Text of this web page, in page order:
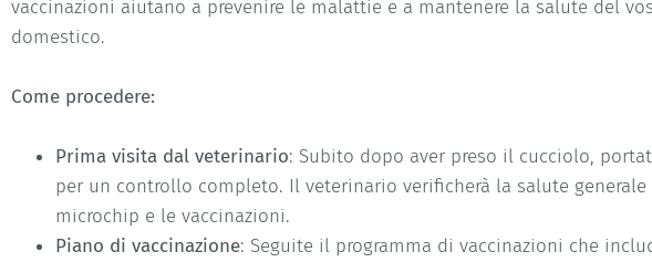
vaccinazioni aiutano a prevenire le malattie e a mantenere la salute del
domestico.
Come procedere:
Prima visita dal veterinario: Subito dopo aver preso il cucciolo,
per un controllo completo. Il veterinario verificherà la salute
microchip e le vaccinazioni.
Piano di vaccinazione: Seguite il programma di vaccinazioni che